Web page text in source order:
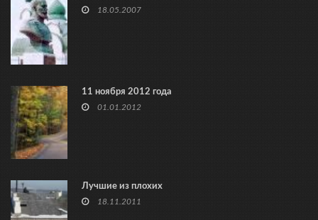
18.05.2007
11 ноября 2012 года
01.01.2012
Лучшие из плохих
18.11.2011